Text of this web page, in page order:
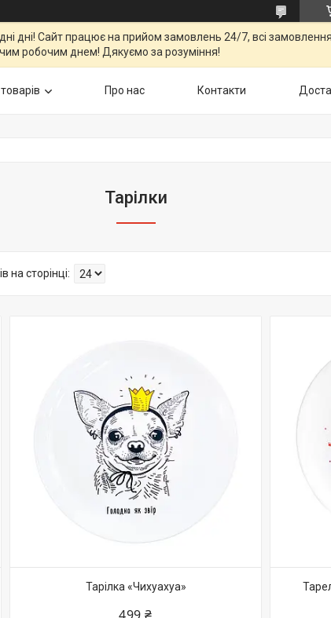
Сайт працює на прийом замовлень 24/7, всі
робочим днем! Дякуємо за розуміння!
Про нас Контакти
Тарілки
Тарілка «Чихуахуа»